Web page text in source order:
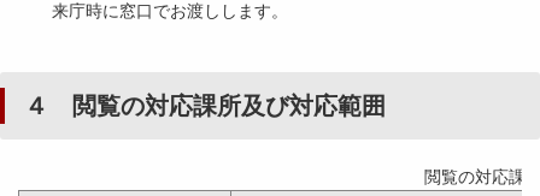
来庁時に窓口でお渡しします。
４ 閲覧の対応課所及び対応範囲
閲覧の対応課